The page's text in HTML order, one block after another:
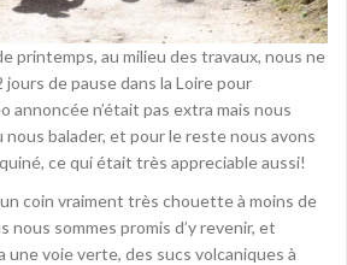
printemps, au milieu des travaux, nous ne
de pause dans la Loire pour
annoncée n’était pas extra mais nous
balader, et pour le reste nous avons
ce qui était très appreciable aussi!
coin vraiment très chouette à moins de
nous sommes promis d’y revenir, et
une voie verte, des sucs volcaniques à